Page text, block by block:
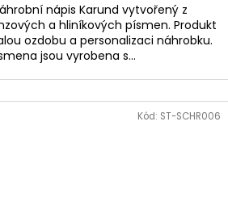
nápis Karund vytvořený z
a hliníkových písmen. Produkt
ozdobu a personalizaci náhrobku.
jsou vyrobena s...
Kód: ST-SCHR006